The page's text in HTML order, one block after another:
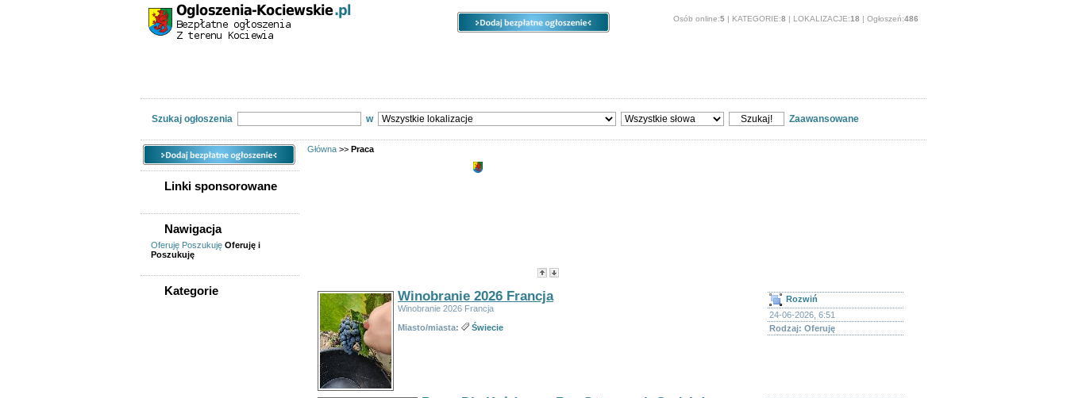
Osób online:5 | KATEGORIE:8 | LOKALIZACJE:18 | Ogłoszeń:486
Szukaj ogłoszenia w Zaawansowane
Linki sponsorowane
Nawigacja
Oferuję Poszukuję Oferuję i
Poszukuję
Kategorie
Główna >> Praca
Winobranie 2026 Francja
Winobranie 2026 Francja
Miasto/miasta:
Świecie
Rozwiń
24-06-2026, 6:51
Rodzaj: Oferuję